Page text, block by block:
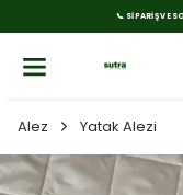
📞 SIPARIŞ VE
Alez Yatak Alezi